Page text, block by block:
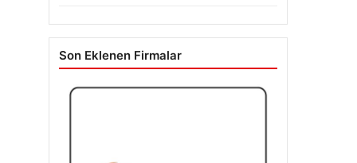
Son Eklenen Firmalar